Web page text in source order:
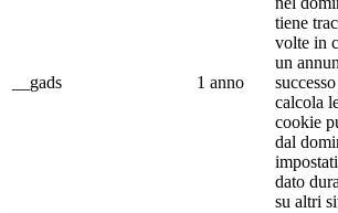
__gads 1 anno
tiene
volte in
un
calcola
cookie
dal
dato
su altri